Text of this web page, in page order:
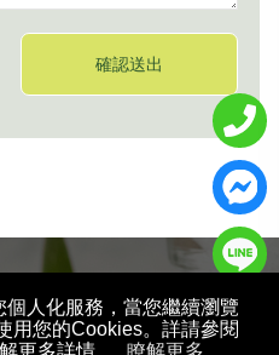
人化服務，當您繼續瀏覽
用您的Cookies。詳請參閱
更多詳情。
瞭解更多...